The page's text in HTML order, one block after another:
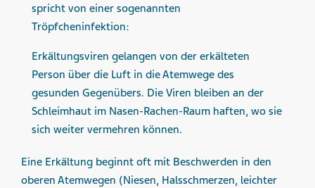
spricht von einer sogenannten
Tröpfcheninfektion:
Erkältungsviren gelangen von der erkälteten
Person über die Luft in die Atemwege des
gesunden Gegenübers. Die Viren bleiben an der
Schleimhaut im Nasen-Rachen-Raum haften, wo sie
sich weiter vermehren können.
Eine Erkältung beginnt oft mit Beschwerden in den
oberen Atemwegen (Niesen, Halsschmerzen, leichter